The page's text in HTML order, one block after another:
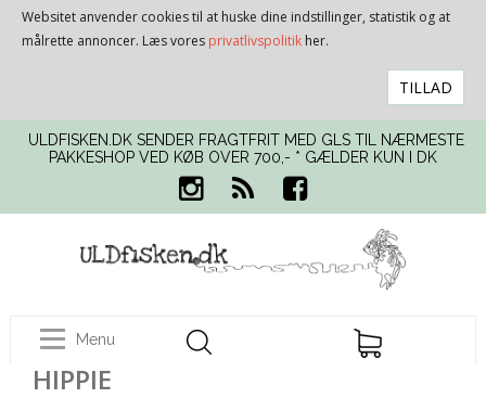
Websitet anvender cookies til at huske dine indstillinger, statistik og at
målrette annoncer. Læs vores privatlivspolitik her.
TILLAD
ULDFISKEN.DK SENDER FRAGTFRIT MED GLS TIL NÆRMESTE
PAKKESHOP VED KØB OVER 700,- * GÆLDER KUN I DK
Menu
HIPPIE